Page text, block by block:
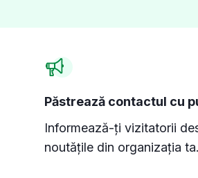
Păstrează contactul cu
Informează-ți vizitatorii
noutățile din organizația ta.